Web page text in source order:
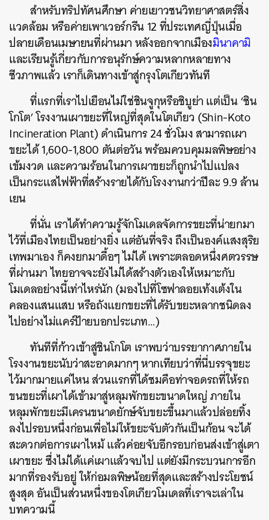
สำหรับทริปทัศนศึกษา ค่ายเยาวชนวิทยาศาสตร์สิ่ง
แวดล้อม หรือค่ายเพาเวอร์กรีน 12 ที่ประเทศญี่ปุ่นเมื่อ
ปลายเดือนเมษายนที่ผ่านมา หลังออกจากเมืองมินาคามิ
และเรียนรู้เกี่ยวกับการอนุรักษ์ความหลากหลายทาง
ชีวภาพแล้ว เราก็เดินทางเข้าสู่กรุงโตเกียวทันที
ที่แรกที่เราไปเยือนไม่ใช่ชินจูกุหรือชิบูย่า แต่เป็น ‘ชิน
โกโต’ โรงงานเผาขยะที่ใหญ่ที่สุดในโตเกียว (Shin-Koto
Incineration Plant) ดำเนินการ 24 ชั่วโมง สามารถเผา
ขยะได้ 1,600-1,800 ตันต่อวัน พร้อมควบคุมมลพิษอย่าง
เข้มงวด และความร้อนในการเผาขยะก็ถูกนำไปแปลง
เป็นกระแสไฟฟ้าที่สร้างรายได้กับโรงงานกว่าปีละ 9.9 ล้าน
เยน
ที่นั่น เราได้ทำความรู้จักโมเดลจัดการขยะที่น่ายกมา
ไว้ที่เมืองไทยเป็นอย่างยิ่ง แต่อันที่จริง ถึงเป็นองค์แสงสุริย
เทพมาเอง ก็คงยกมาดื้อๆ ไม่ได้ เพราะตลอดหนึ่งศตวรรษ
ที่ผ่านมา ไทยอาจจะยังไม่ได้สร้างตัวเองให้เหมาะกับ
โมเดลอย่างนี้เท่าไหร่นัก (มองไปที่โซฟาลอยเท้งเต้งใน
คลองแสนแสบ หรือถังแยกขยะที่ได้รับขยะหลากชนิดลง
ไปอย่างไม่แคร์ป้ายบอกประเภท…)
ทันทีที่ก้าวเข้าสู่ชินโกโต เราพบว่าบรรยากาศภายใน
โรงงานขยะนับว่าสะอาดมากๆ หากเทียบว่าที่นี่บรรจุขยะ
ไว้มากมายแค่ไหน ส่วนแรกที่ได้ชมคือท่าจอดรถที่ให้รถ
ขนขยะที่เผาได้เข้ามาสู่หลุมพักขยะขนาดใหญ่ ภายใน
หลุมพักขยะมีเครนขนาดยักษ์จับขยะขึ้นมาแล้วปล่อยทิ้ง
ลงไปรอบหนึ่งก่อนเพื่อไม่ให้ขยะจับตัวกันเป็นก้อน จะได้
สะดวกต่อการเผาไหม้ แล้วค่อยจับอีกรอบก่อนส่งเข้าสู่เตา
เผาขยะ ซึ่งไม่ได้แค่เผาแล้วจบไป แต่ยังมีกระบวนการอีก
มากที่รองรับอยู่ ให้ก่อมลพิษน้อยที่สุดและสร้างประโยชน์
สูงสุด อันเป็นส่วนหนึ่งของโตเกียวโมเดลที่เราจะเล่าใน
บทความนี้